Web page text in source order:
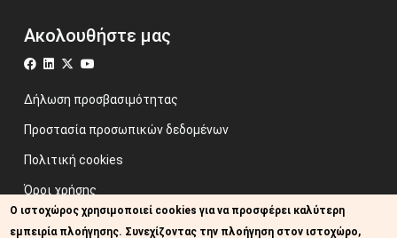
Ακολουθήστε μας
Δήλωση προσβασιμότητας
Προστασία προσωπικών δεδομένων
Πολιτική cookies
Όροι χρήσης
Προηγούμενος ιστότοπος
Ο ιστοχώρος χρησιμοποιεί cookies για να προσφέρει καλύτερη
εμπειρία πλοήγησης. Συνεχίζοντας την πλοήγηση στον ιστοχώρο,